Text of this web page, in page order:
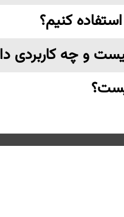
کنیم؟
و چه کاربردی
نرسیده به پارک وی